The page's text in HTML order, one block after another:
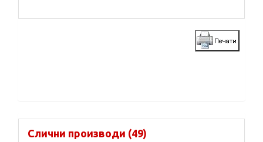
Слични производи (49)